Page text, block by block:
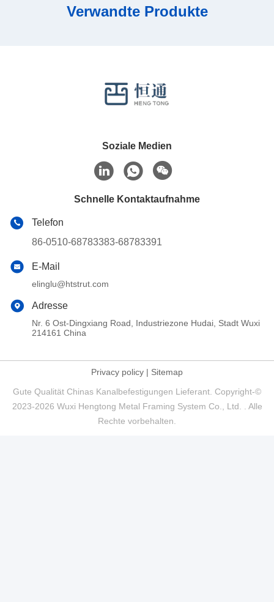
Verwandte Produkte
Soziale Medien
Schnelle Kontaktaufnahme
Telefon
86-0510-68783383-68783391
E-Mail
elinglu@htstrut.com
Adresse
Nr. 6 Ost-Dingxiang Road, Industriezone Hudai, Stadt Wuxi
214161 China
Privacy policy | Sitemap
Gute Qualität Chinas Kanalbefestigungen Lieferant. Copyright-©
2023-2026 Wuxi Hengtong Metal Framing System Co., Ltd. . Alle
Rechte vorbehalten.